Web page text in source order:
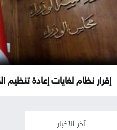
إقرار نظام لغايات إعادة تنظيم
آخر الأخبار